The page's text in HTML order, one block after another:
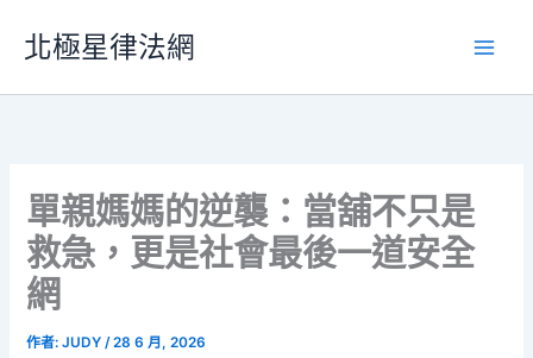
要
北極星律法網
單親媽媽的逆襲：當舖不只是
救急，更是社會最後一道安全
網
作者:JUDY/28 6 月, 2026